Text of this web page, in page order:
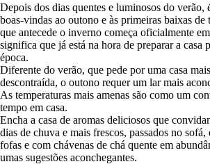
Depois dos dias quentes e luminosos do verão,
boas-vindas ao outono e às primeiras baixas de
que antecede o inverno começa oficialmente
significa que já está na hora de preparar a casa
época.
Diferente do verão, que pede por uma casa
descontraída, o outono requer um lar mais
As temperaturas mais amenas são como um
tempo em casa.
Encha a casa de aromas deliciosos que
dias de chuva e mais frescos, passados no
fofas e com chávenas de chá quente em
umas sugestões aconchegantes.